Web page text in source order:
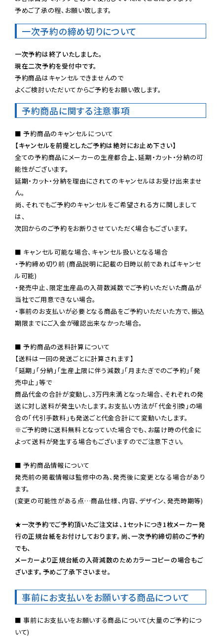
予めご了承の程、お願い致します。
一次予約の締め切りについて
一次予約は終了いたしました。
現在二次予約を受付中です。
予約商品はキャンセルできませんので
よくご検討いただいてからご予約をお願い致します。
予約商品に関する注意事項
【キャンセルを前提としたご予約は絶対にお止め下さい】
全ての予約商品にメーカーの生産都合上、延期・カット・分納の可
能性がございます。
延期・カット・分納を理由にされてのキャンセルはお受け出来ませ
ん。
尚、それでもご予約のキャンセルをご希望される方に関しまして
は、
次回からのご予約をお断りさせていただく場合もございます。
■ キャンセル可能な場合、キャンセル扱いとなる場合
・予約締め切り前 (商品説明に記載の日時以前であればキャンセ
ル可能)
・発売中止、限定生産品の入荷数減数でご予約いただいた商品が
当社でご用意できない場合。
・事前のお支払いが必要となる商品をご予約いただいた方で、振込
期限までにご入金が確認出来なかった場合。
■ 予約商品の送料計算について
【送料は一回の発送ごとに計算されます】
「延期」「分納」「生産上限に伴う減数」「月またぎでのご予約」「発
売中止」等で
商品代金の合計が変動し、3万円未満となった場合、それぞれの発
送に対し送料が発生いたします。お支払い方法が「代金引換」の場
※ご予約時に送料無料となっていた場合でも、お届け時の代金に
よって送料が発生する場合もございますのでご注意下さい。
■ 予約商品情報について
発売前の掲載情報は監修中の為、発売後に変更となる場合があり
ます。
(変更の可能性がある点…商品仕様、内容、デザイン、発売時期等)
★一次予約でご予約頂いたご注文は、1セットにつき1枚メーカー発
行の正規台紙をお付けしております。尚、一次予約締切前のご予約
でも、
メーカーより正規台紙の入荷減数のためカラーコピーの場合もご
ざいます。予めご了承下さいませ。
事前にお支払いをお願いする商品について
■ 事前にお支払いをお願いする商品について(大量のご予約につ
いて)